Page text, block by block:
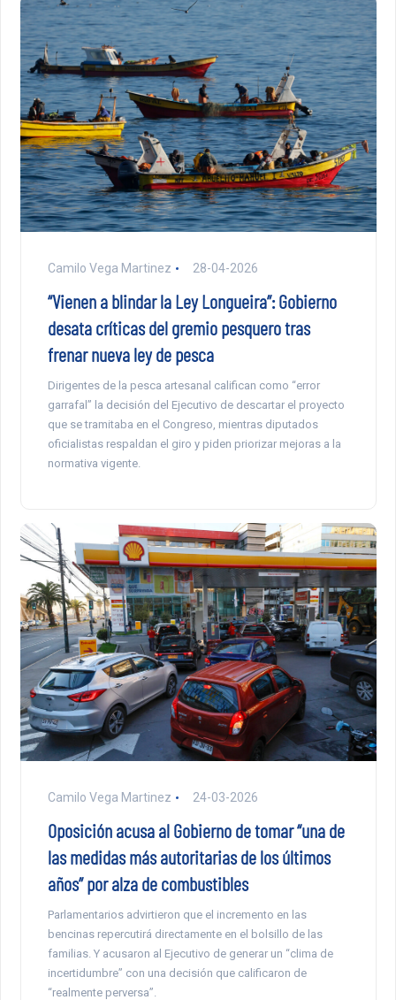
Camilo Vega Martinez 28-04-2026
“Vienen a blindar la Ley Longueira”: Gobierno
desata críticas del gremio pesquero tras
frenar nueva ley de pesca
Dirigentes de la pesca artesanal califican como “error
garrafal” la decisión del Ejecutivo de descartar el proyecto
que se tramitaba en el Congreso, mientras diputados
oficialistas respaldan el giro y piden priorizar mejoras a la
normativa vigente.
Camilo Vega Martinez 24-03-2026
Oposición acusa al Gobierno de tomar “una de
las medidas más autoritarias de los últimos
años” por alza de combustibles
Parlamentarios advirtieron que el incremento en las
bencinas repercutirá directamente en el bolsillo de las
familias. Y acusaron al Ejecutivo de generar un “clima de
incertidumbre” con una decisión que calificaron de
“realmente perversa”.